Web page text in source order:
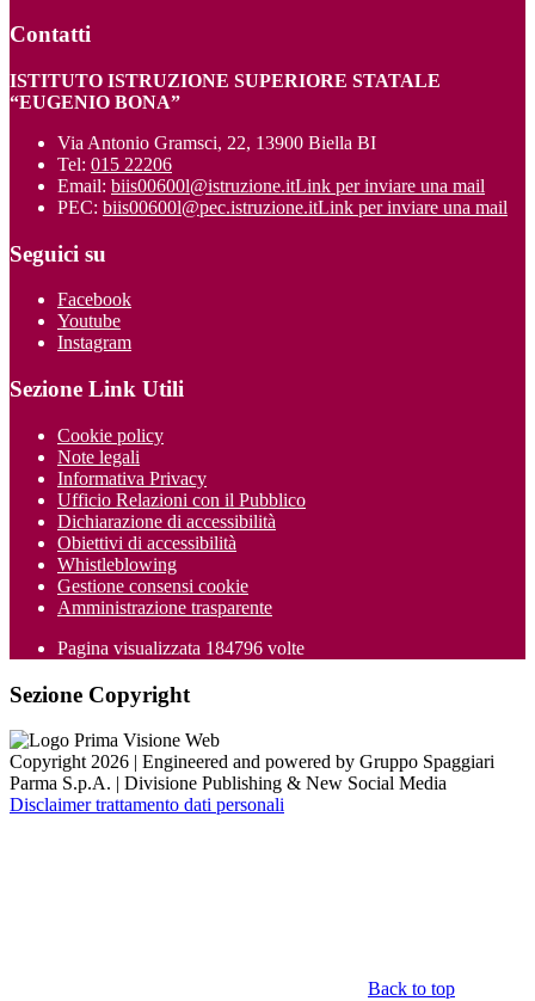
Contatti
ISTITUTO ISTRUZIONE SUPERIORE STATALE
“EUGENIO BONA”
Via Antonio Gramsci, 22, 13900 Biella BI
Tel: 015 22206
Email: biis00600l@istruzione.itLink per inviare una mail
PEC: biis00600l@pec.istruzione.itLink per inviare una mail
Seguici su
Facebook
Youtube
Instagram
Sezione Link Utili
Cookie policy
Note legali
Informativa Privacy
Ufficio Relazioni con il Pubblico
Dichiarazione di accessibilità
Obiettivi di accessibilità
Whistleblowing
Gestione consensi cookie
Amministrazione trasparente
Pagina visualizzata 184796 volte
Sezione Copyright
Copyright 2026 | Engineered and powered by Gruppo Spaggiari
Parma S.p.A. | Divisione Publishing & New Social Media
Disclaimer trattamento dati personali
Back to top